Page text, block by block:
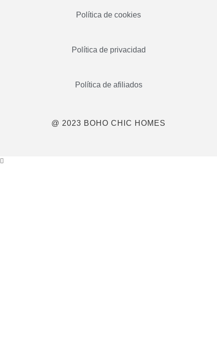
Política de cookies
Política de privacidad
Política de afiliados
@ 2023 BOHO CHIC HOMES